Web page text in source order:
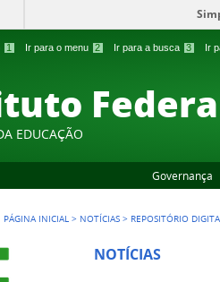
1 Ir para o menu 2 Ir para a busca 3 Ir
EDUCAÇÃO
Governança
PÁGINA INICIAL > NOTÍCIAS > REPOSITÓRIO
NOTÍCIAS